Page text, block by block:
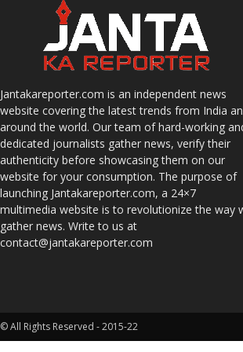
Jantakareporter.com is an independent news
website covering the latest trends from India
around the world. Our team of hard-working
dedicated journalists gather news, verify their
authenticity before showcasing them on our
website for your consumption. The purpose of
launching Jantakareporter.com, a 24×7
multimedia website is to revolutionize the way
gather news. Write to us at
contact@jantakareporter.com
© All Rights Reserved - 2015-22